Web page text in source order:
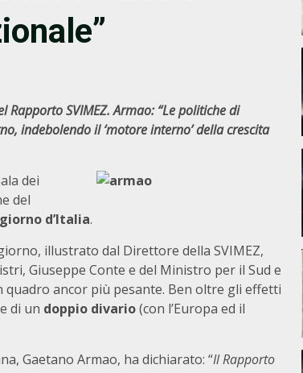
SVIMEZ. Armao: “Le politiche di
indebolendo il ‘motore interno’ della crescita
dei
del
d’Italia.
illustrato dal Direttore della SVIMEZ,
Giuseppe Conte e del Ministro per il Sud e
ancor più pesante. Ben oltre gli effetti
di un doppio divario(con l’Europa ed il
Gaetano Armao, ha dichiarato: “Il Rapporto